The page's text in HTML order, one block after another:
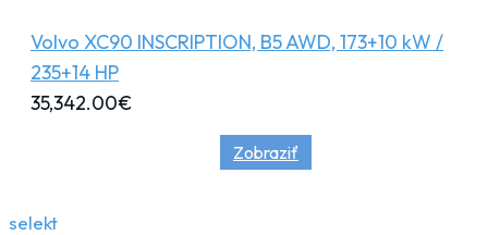
Volvo XC90 INSCRIPTION, B5 AWD, 173+10 kW /
235+14 HP
35,342.00€
Zobraziť
selekt